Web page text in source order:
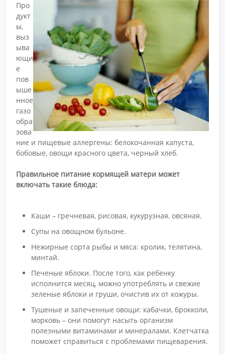
Про
дукт
ы,
выз
ыва
ющи
е
пов
ыше
нное
газо
обра
зова
ние и пищевые аллергены: белокочанная капуста,
бобовые, овощи красного цвета, черный хлеб.
Правильное питание кормящей матери может
включать такие блюда:
Каши – гречневая, рисовая, кукурузная, овсяная.
Супы на овощном бульоне.
Нежирные сорта рыбы и мяса: кролик, телятина,
минтай.
Печеные яблоки. После того, как ребенку
исполнится месяц, можно употреблять и свежие
зеленые яблоки и груши, очистив их от кожуры.
Тушеные и запеченные овощи: кабачки, брокколи,
морковь – они помогут насыть организм
полезными витаминами и минералами. Клетчатка
поможет справиться с проблемами пищеварения.